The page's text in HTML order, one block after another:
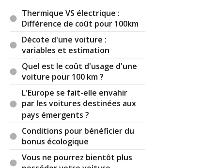
Thermique VS électrique :
Différence de coût pour 100km
Décote d'une voiture :
variables et estimation
Quel est le coût d'usage d'une
voiture pour 100 km ?
L'Europe se fait-elle envahir
par les voitures destinées aux
pays émergents ?
Conditions pour bénéficier du
bonus écologique
Vous ne pourrez bientôt plus